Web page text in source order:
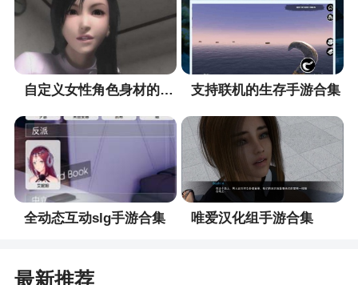
和攻速，衣服的防御。
装备的基础属性值是随机的，可以对蓝/红/紫装
进行基础洗炼，洗炼将重新随机生成装备的基础属
性值。
基础洗炼需要消耗念珠，消耗个数根据装备颜
色和等级而不同。
5、装备强化
使用吴山石对装备进行强化可提高装备的基础
1级吴山石可强化从未强化的装备。
自定义女性角色身材的手游合集 支持联机的生存手游合集
全动态互动slg手游合集 唯爱汉化组手游合集
最新推荐